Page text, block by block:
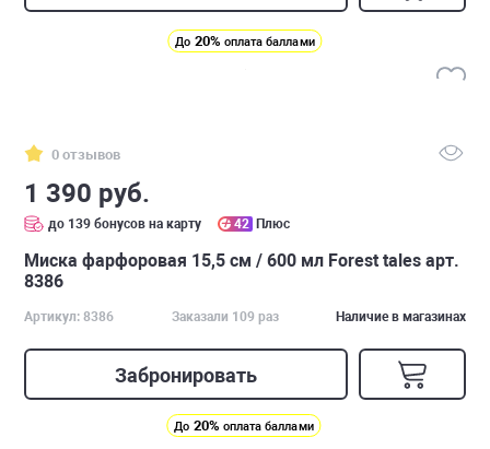
До 20% оплата баллами
0 отзывов
1 390 руб.
до 139 бонусов на карту 42 Плюс
Миска фарфоровая 15,5 см / 600 мл Forest tales арт.
8386
Артикул: 8386 Заказали 109 раз Наличие в магазинах
Забронировать
До 20% оплата баллами